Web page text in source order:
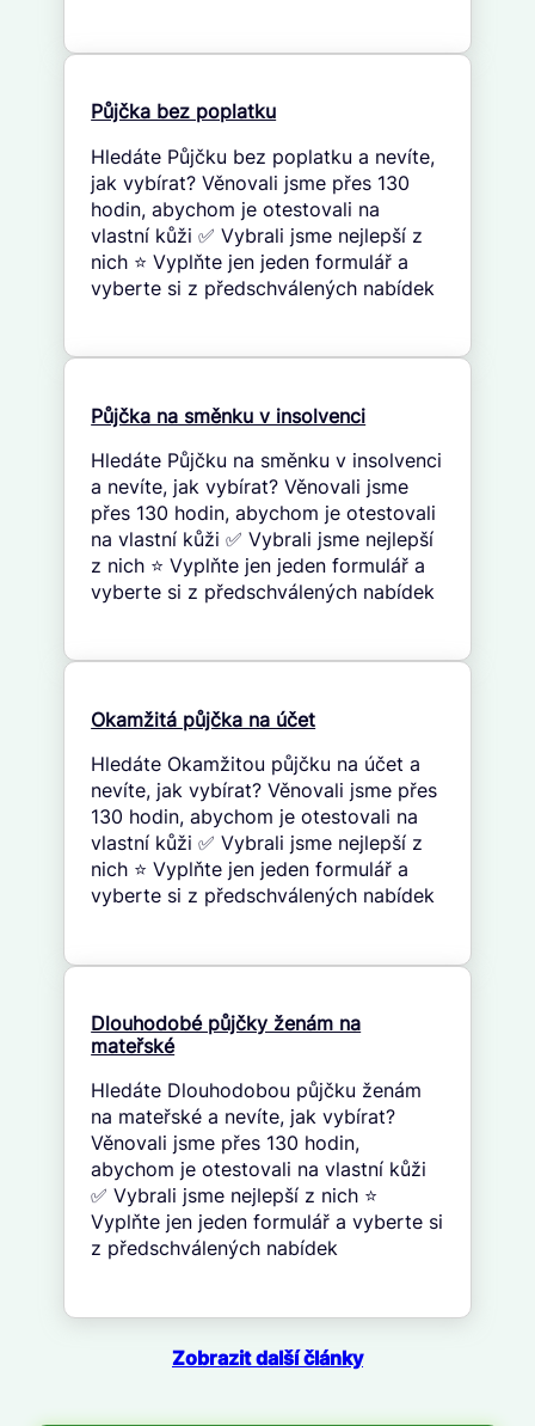
Půjčka bez poplatku
Hledáte Půjčku bez poplatku a nevíte,
jak vybírat? Věnovali jsme přes 130
hodin, abychom je otestovali na
vlastní kůži ✅ Vybrali jsme nejlepší z
nich ⭐ Vyplňte jen jeden formulář a
vyberte si z předschválených nabídek
Půjčka na směnku v insolvenci
Hledáte Půjčku na směnku v insolvenci
a nevíte, jak vybírat? Věnovali jsme
přes 130 hodin, abychom je otestovali
na vlastní kůži ✅ Vybrali jsme nejlepší
z nich ⭐ Vyplňte jen jeden formulář a
vyberte si z předschválených nabídek
Okamžitá půjčka na účet
Hledáte Okamžitou půjčku na účet a
nevíte, jak vybírat? Věnovali jsme přes
130 hodin, abychom je otestovali na
vlastní kůži ✅ Vybrali jsme nejlepší z
nich ⭐ Vyplňte jen jeden formulář a
vyberte si z předschválených nabídek
Dlouhodobé půjčky ženám na
mateřské
Hledáte Dlouhodobou půjčku ženám
na mateřské a nevíte, jak vybírat?
Věnovali jsme přes 130 hodin,
abychom je otestovali na vlastní kůži
✅ Vybrali jsme nejlepší z nich ⭐
Vyplňte jen jeden formulář a vyberte si
z předschválených nabídek
Zobrazit další články